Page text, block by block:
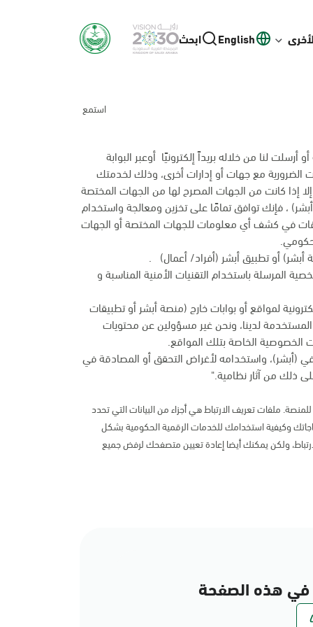
English ابحث
استمع
لنا من خلاله بريداً إلكترونيًا أوعبر البوابة
الضرورية مع جهات أو إدارات أخرى، وذلك لخدمتك
إذا كانت من الجهات المصرح لها من الجهات المختصة
، فإنك توافق تمامًا على تخزين ومعالجة واستخدام
في كشف أي معلومات للجهات المختصة أو الجهات
حكومي.
أو تطبيق أبشر (أفراد/ أعمال) .
المرسلة باستخدام التقنيات الأمنية المناسبة و
لمواقع أو بوابات خارج (منصة أبشر أو تطبيقات
لدينا، ونحن غير مسؤولين عن محتويات
الخاصة بتلك المواقع.
(أبشر)، واستخدامه لأغراض التحقق أو المصادقة في
ذلك من آثار نظامية."
ملفات تعريف الارتباط هي أجزاء من البيانات التي تحدد
وكيفية استخدامك للخدمات الرقمية الحكومية بشكل
ولكن يمكنك أيضا إعادة تعيين متصفحك لرفض جميع
هذه الصفحة